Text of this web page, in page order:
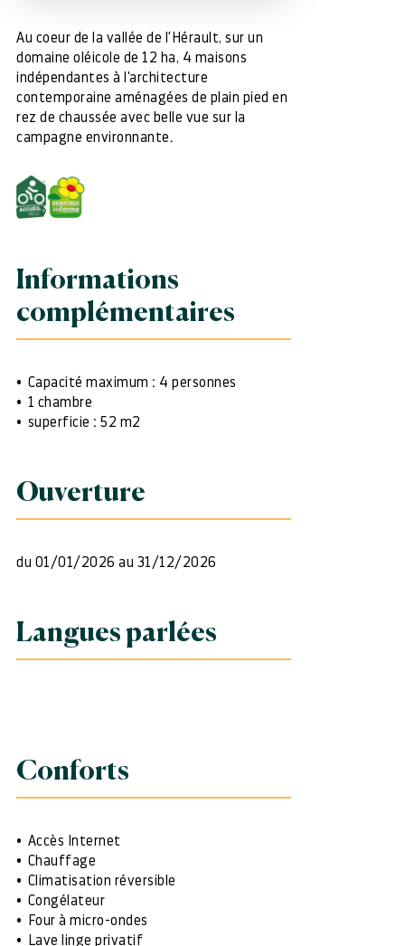
Au coeur de la vallée de l'Hérault, sur un
domaine oléicole de 12 ha, 4 maisons
indépendantes à l'architecture
contemporaine aménagées de plain pied en
rez de chaussée avec belle vue sur la
campagne environnante.
Informations
complémentaires
Capacité maximum : 4 personnes
1 chambre
superficie : 52 m2
Ouverture
du 01/01/2026 au 31/12/2026
Langues parlées
Conforts
Accès Internet
Chauffage
Climatisation réversible
Congélateur
Four à micro-ondes
Lave linge privatif